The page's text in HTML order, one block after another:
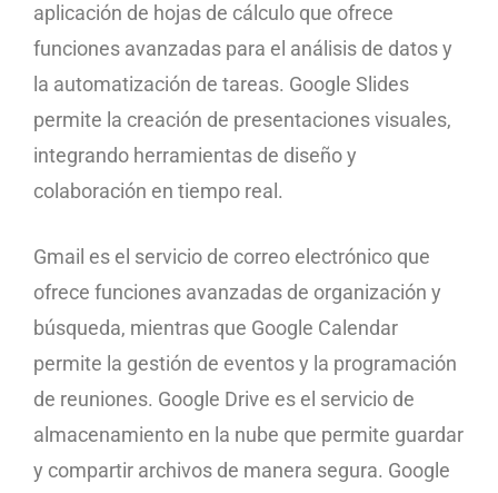
aplicación de hojas de cálculo que ofrece
funciones avanzadas para el análisis de datos y
la automatización de tareas. Google Slides
permite la creación de presentaciones visuales,
integrando herramientas de diseño y
colaboración en tiempo real.
Gmail es el servicio de correo electrónico que
ofrece funciones avanzadas de organización y
búsqueda, mientras que Google Calendar
permite la gestión de eventos y la programación
de reuniones. Google Drive es el servicio de
almacenamiento en la nube que permite guardar
y compartir archivos de manera segura. Google